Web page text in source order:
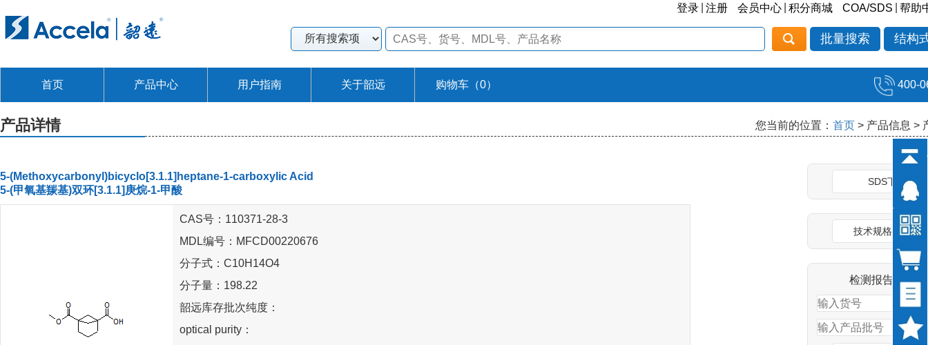
登录 注册 会员中心 积分商城 COA/SDS 帮助
批量搜索 结构
首页 产品中心 用户指南 关于韶远 购物车（0） 400-
产品详情 您当前的位置： 首页 > 产品信息 >
5-(Methoxycarbonyl)bicyclo[3.1.1]heptane-1-carboxylic Acid
5-(甲氧基羰基)双环[3.1.1]庚烷-1-甲酸
CAS号：110371-28-3
MDL编号：MFCD00220676
分子式：C10H14O4
分子量：198.22
韶远库存批次纯度：
optical purity：
SDS下载
技术规格说明书
检测报告(COA)